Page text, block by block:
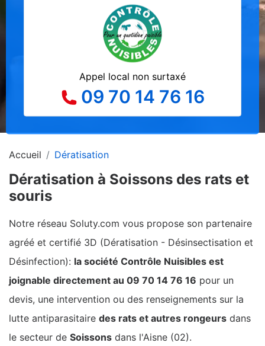
Appel local non surtaxé
09 70 14 76 16
Accueil Dératisation
Dératisation à Soissons des rats et
souris
Notre réseau Soluty.com vous propose son partenaire
agréé et certifié 3D (Dératisation - Désinsectisation et
Désinfection): la société Contrôle Nuisibles est
joignable directement au 09 70 14 76 16 pour un
devis, une intervention ou des renseignements sur la
lutte antiparasitaire des rats et autres rongeurs dans
le secteur de Soissons dans l'Aisne (02).